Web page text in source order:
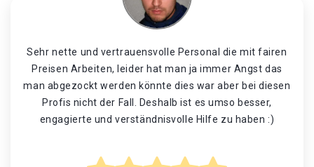
Sehr nette und vertrauensvolle Personal die mit fairen
Preisen Arbeiten, leider hat man ja immer Angst das
man abgezockt werden könnte dies war aber bei diesen
Profis nicht der Fall. Deshalb ist es umso besser,
engagierte und verständnisvolle Hilfe zu haben :)